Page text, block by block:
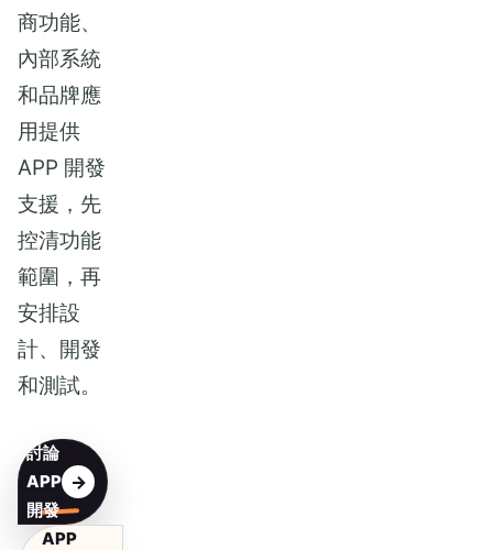
商功能、
內部系統
和品牌應
用提供
APP 開發
支援，先
控清功能
範圍，再
安排設
計、開發
和測試。
討論
APP
開發
APP